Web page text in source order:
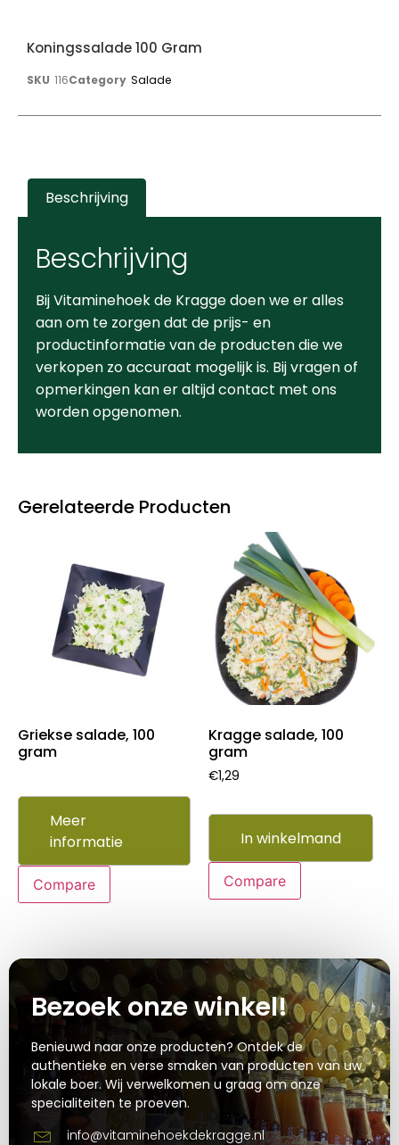
Gerelateerde Producten
Griekse salade, 100
gram
Meer
informatie
Compare
Kragge salade, 100
gram
€1,29
In winkelmand
Compare
Koningssalade 100 Gram
SKU 116Category Salade
Beschrijving
Beschrijving
Bij Vitaminehoek de Kragge doen we er alles
aan om te zorgen dat de prijs- en
productinformatie van de producten die we
verkopen zo accuraat mogelijk is. Bij vragen of
opmerkingen kan er altijd contact met ons
worden opgenomen.
Bezoek onze winkel!
Benieuwd naar onze producten? Ontdek de
authentieke en verse smaken van producten van uw
lokale boer. Wij verwelkomen u graag om onze
specialiteiten te proeven.
info@vitaminehoekdekragge.nl